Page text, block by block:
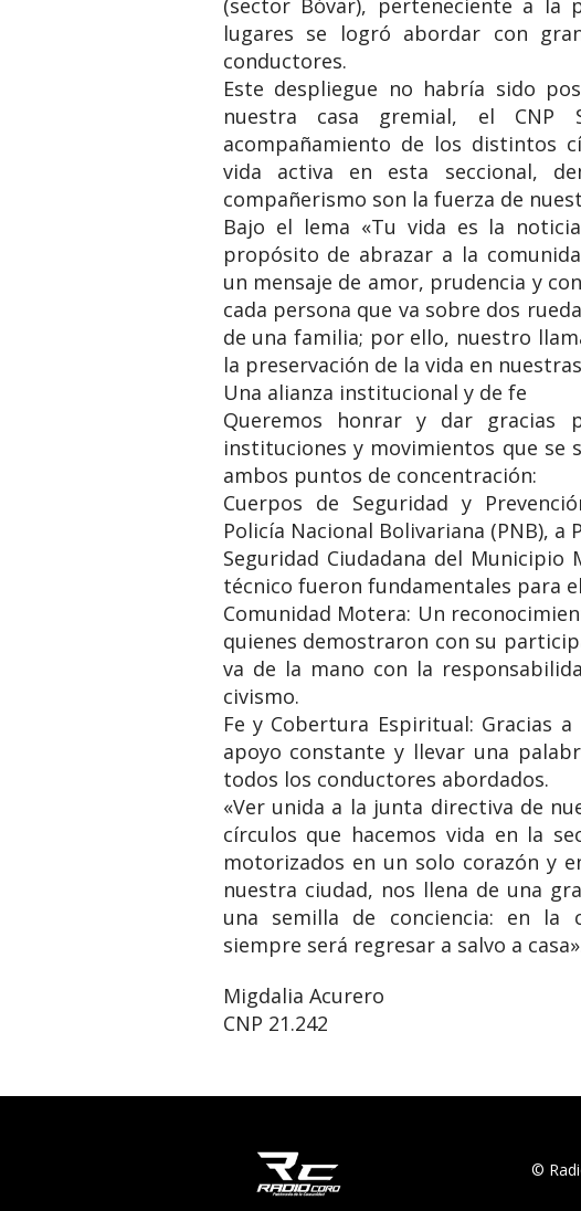
lugares se logró abordar con
conductores.
Este despliegue no habría sido
nuestra casa gremial, el CNP
acompañamiento de los distintos
vida activa en esta seccional,
compañerismo son la fuerza de
Bajo el lema «Tu vida es la
propósito de abrazar a la
un mensaje de amor, prudencia y
cada persona que va sobre dos
de una familia; por ello, nuestro
la preservación de la vida en
Una alianza institucional y de fe
Queremos honrar y dar gracias
instituciones y movimientos que se
ambos puntos de concentración:
Cuerpos de Seguridad y
Policía Nacional Bolivariana (PNB),
Seguridad Ciudadana del Municipio
técnico fueron fundamentales para
Comunidad Motera: Un
quienes demostraron con su
va de la mano con la
civismo.
Fe y Cobertura Espiritual: Gracias
apoyo constante y llevar una
todos los conductores abordados.
«Ver unida a la junta directiva de
círculos que hacemos vida en la
motorizados en un solo corazón y
nuestra ciudad, nos llena de una
una semilla de conciencia: en
siempre será regresar a salvo a
Migdalia Acurero
CNP 21.242
©